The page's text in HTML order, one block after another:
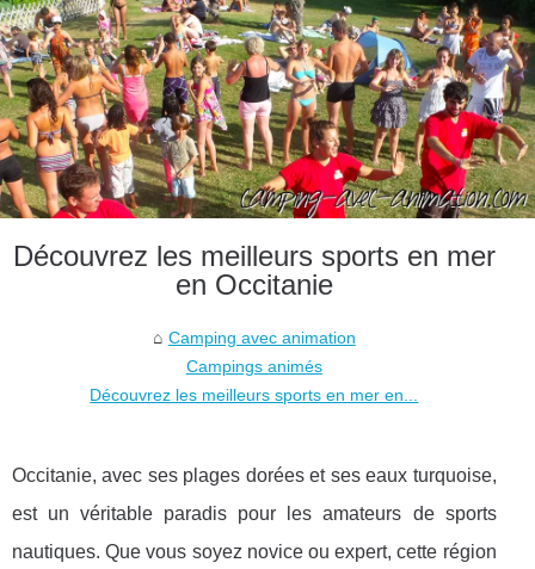
Découvrez les meilleurs sports en mer
en Occitanie
Camping avec animation
Campings animés
Découvrez les meilleurs sports en mer en...
Occitanie, avec ses plages dorées et ses eaux turquoise,
est un véritable paradis pour les amateurs de sports
nautiques. Que vous soyez novice ou expert, cette région